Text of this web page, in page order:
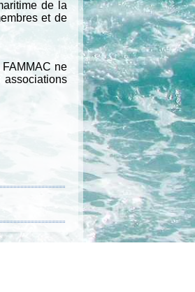
de la
et de
ne